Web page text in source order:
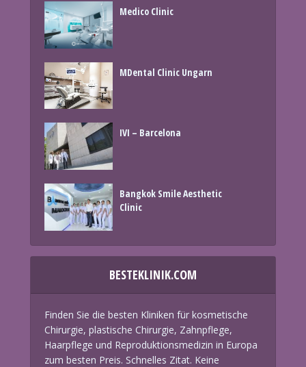
Medico Clinic
MDental Clinic Ungarn
IVI – Barcelona
Bangkok Smile Aesthetic
Clinic
BESTEKLINIK.COM
Finden Sie die besten Kliniken für kosmetische
Chirurgie, plastische Chirurgie, Zahnpflege,
Haarpflege und Reproduktionsmedizin in Europa
zum besten Preis. Schnelles Zitat. Keine